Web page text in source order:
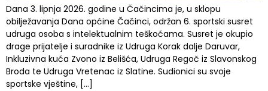
Dana 3. lipnja 2026. godine u Čačincima je, u sklopu
obilježavanja Dana općine Čačinci, održan 6. sportski susret
udruga osoba s intelektualnim teškoćama. Susret je okupio
drage prijatelje i suradnike iz Udruga Korak dalje Daruvar,
Inkluzivna kuća Zvono iz Belišća, Udruga Regoč iz Slavonskog
Broda te Udruga Vretenac iz Slatine. Sudionici su svoje
sportske vještine, […]